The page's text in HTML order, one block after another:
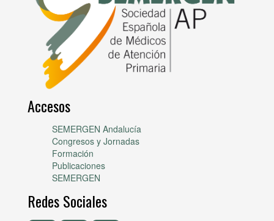
Accesos
SEMERGEN Andalucía
Congresos y Jornadas
Formación
Publicaciones
SEMERGEN
Redes Sociales